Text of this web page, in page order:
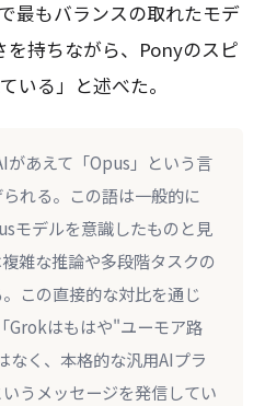
最もバランスの取れたモデ
を持ちながら、Ponyのスピ
いる」と述べた。
があえて「Opus」という言
れる。この語は一般的に
モデルを意識したものと見
雑な推論や多段階タスクの
この直接的な対比を通じ
Grokはもはや"ユーモア路
なく、本格的な汎用AIプラ
うメッセージを発信してい